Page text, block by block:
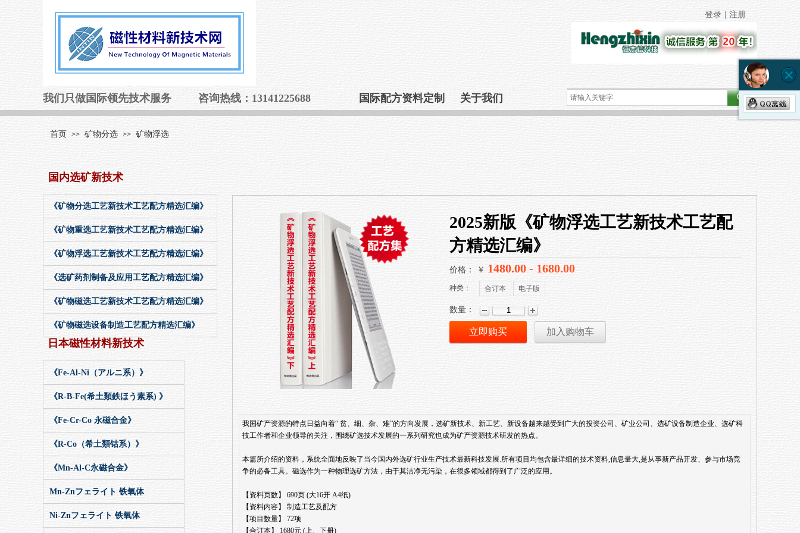
登录 注册
国际配方资料定制 关于我们
我们只做国际领先技术服务 咨询热线：13141225688
首页 >> 矿物分选 >> 矿物浮选
国内选矿新技术
《矿物分选工艺新技术工艺配方精选汇编》
《矿物重选工艺新技术工艺配方精选汇编》
《矿物浮选工艺新技术工艺配方精选汇编》
《选矿药剂制备及应用工艺配方精选汇编》
《矿物磁选工艺新技术工艺配方精选汇编》
《矿物磁选设备制造工艺配方精选汇编》
2025新版《矿物浮选工艺新技术工艺配
方精选汇编》
价格： ￥ 1480.00 - 1680.00
种类： 合订本 电子版
数量：
立即购买 加入购物车
我国矿产资源的特点日益向着“ 贫、细、杂、难”的方向发展，选矿新技术、新工艺、新设备越来越受到广大的投资公司、矿业公司、选矿设备制造企业、选矿科
技工作者和企业领导的关注，围绕矿选技术发展的一系列研究也成为矿产资源技术研发的热点。
本篇所介绍的资料，系统全面地反映了当今国内外选矿行业生产技术最新科技发展.所有项目均包含最详细的技术资料,信息量大,是从事新产品开发、参与市场竞
争的必备工具。磁选作为一种物理选矿方法，由于其洁净无污染，在很多领域都得到了广泛的应用。
【资料页数】 690页 (大16开 A4纸)
【资料内容】 制造工艺及配方
【项目数量】 72项
【合订本】 1680元 (上、下册)
日本磁性材料新技术
《Fe-Al-Ni（アルニ系）》
《R-B-Fe(希土類鉄ほう素系) 》
《Fe-Cr-Co 永磁合金》
《R-Co（希土類钴系）》
《Mn-Al-C永磁合金》
Mn-Znフェライト 铁氧体
Ni-Znフェライト 铁氧体